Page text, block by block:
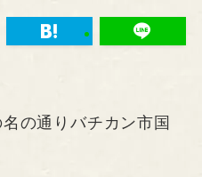
の通りバチカン市国